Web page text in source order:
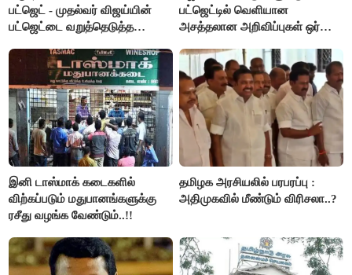
பட்ஜெட் - முதல்வர் விஜய்யின்
பட்ஜெட்டை வறுத்தெடுத்த
பட்ஜெட்டில் வெளியான
அசத்தலான அறிவிப்புகள் ஒர்
இனி டாஸ்மாக் கடைகளில்
விற்கப்படும் மதுபானங்களுக்கு
ரசீது வழங்க வேண்டும்..!!
தமிழக அரசியலில் பரபரப்பு :
அதிமுகவில் மீண்டும் விரிசலா..?